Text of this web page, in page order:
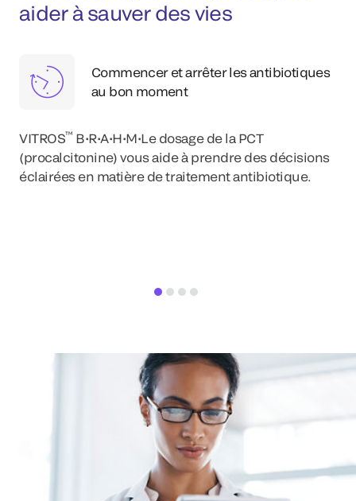
aider à sauver des vies
Commencer et arrêter les antibiotiques
au bon moment
VITROS™ B•R•A•H•M•Le dosage de la PCT
(procalcitonine) vous aide à prendre des décisions
éclairées en matière de traitement antibiotique.